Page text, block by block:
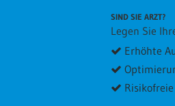
SIND SIE ARZT?
Legen Sie
Erhöhte